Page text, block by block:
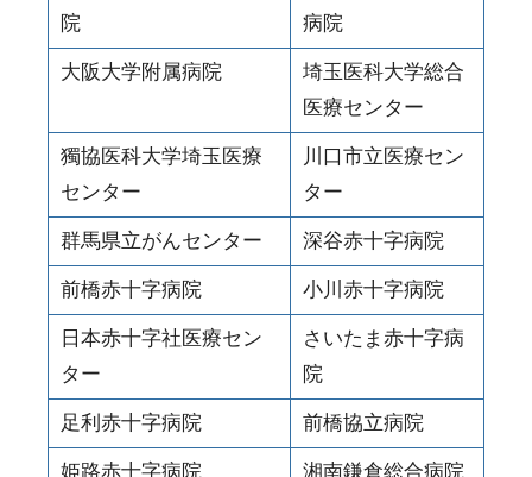
院
病院
大阪大学附属病院
埼玉医科大学総合
医療センター
獨協医科大学埼玉医療
センター
川口市立医療セン
ター
群馬県立がんセンター 深谷赤十字病院
前橋赤十字病院 小川赤十字病院
日本赤十字社医療セン
ター
さいたま赤十字病
院
足利赤十字病院 前橋協立病院
姫路赤十字病院 湘南鎌倉総合病院